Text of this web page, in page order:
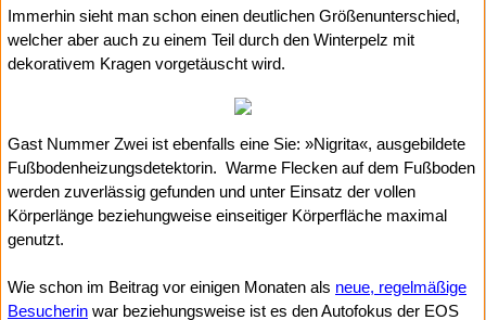
Immerhin sieht man schon einen deutlichen Größenunterschied,
welcher aber auch zu einem Teil durch den Winterpelz mit
dekorativem Kragen vorgetäuscht wird.
Gast Nummer Zwei ist ebenfalls eine Sie: »Nigrita«, ausgebildete
Fußbodenheizungsdetektorin. Warme Flecken auf dem Fußboden
werden zuverlässig gefunden und unter Einsatz der vollen
Körperlänge beziehungweise einseitiger Körperfläche maximal
genutzt.
Wie schon im Beitrag vor einigen Monaten als neue, regelmäßige
Besucherin war beziehungsweise ist es den Autofokus der EOS